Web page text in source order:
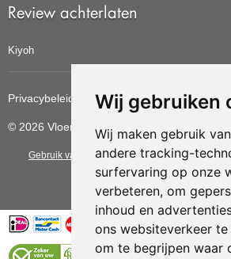
Wij gebruiken
Wij maken gebruik
andere tracking-
surfervaring op onze
verbeteren, om
inhoud en
ons websiteverkeer te
om te begrijpen waar
Review achterlaten
Kiyoh
Privacybeleid Cookiebeleid Update cookies
© 2026 Vloerbedekkingvoordelig
Gebruik van deze site betekent dat u de